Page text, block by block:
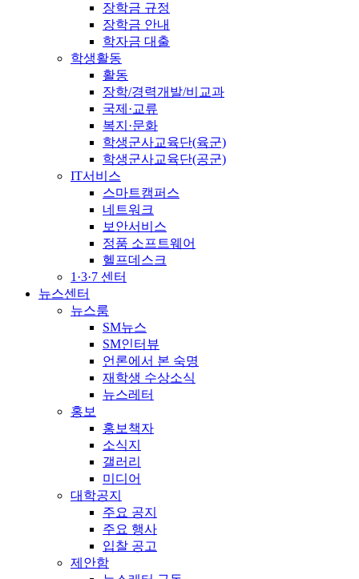
장학금 규정
장학금 안내
학자금 대출
학생활동
활동
장학/경력개발/비교과
국제·교류
복지·문화
학생군사교육단(육군)
학생군사교육단(공군)
IT서비스
스마트캠퍼스
네트워크
보안서비스
정품 소프트웨어
헬프데스크
1·3·7 센터
뉴스센터
뉴스룸
SM뉴스
SM인터뷰
언론에서 본 숙명
재학생 수상소식
뉴스레터
홍보
홍보책자
소식지
갤러리
미디어
대학공지
주요 공지
주요 행사
입찰 공고
제안함